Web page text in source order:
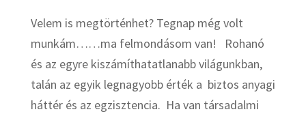
Velem is megtörténhet? Tegnap még volt
munkám……ma felmondásom van! Rohanó
és az egyre kiszámíthatatlanabb világunkban,
talán az egyik legnagyobb érték a biztos anyagi
háttér és az egzisztencia. Ha van társadalmi